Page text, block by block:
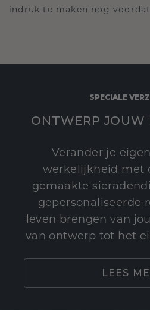
indruk te maken nog
SPECIALE
ONTWERP JOUW
Verander je
werkelijkheid met
gemaakte
gepersonaliseerde
leven brengen van
van ontwerp tot het
LEES